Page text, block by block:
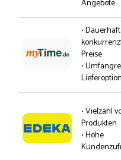
Angebote
• Dauerhaft
Preise
•
• Vielzahl
Produkten
• Hohe